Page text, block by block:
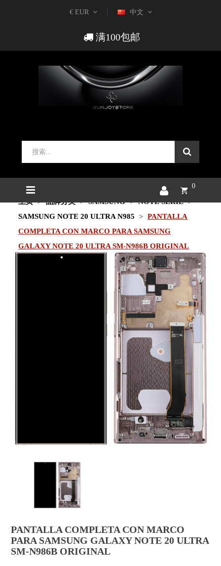
€ EUR 中文
满100包邮
0
主页 品牌分类 SAMSUNG
NOTE SERIE
SAMSUNG NOTE 20 ULTRA N985
PANTALLA
COMPLETA CON MARCO PARA SAMSUNG
GALAXY NOTE 20 ULTRA SM-N986B ORIGINAL
PANTALLA COMPLETA CON MARCO
PARA SAMSUNG GALAXY NOTE 20 ULTRA
SM-N986B ORIGINAL